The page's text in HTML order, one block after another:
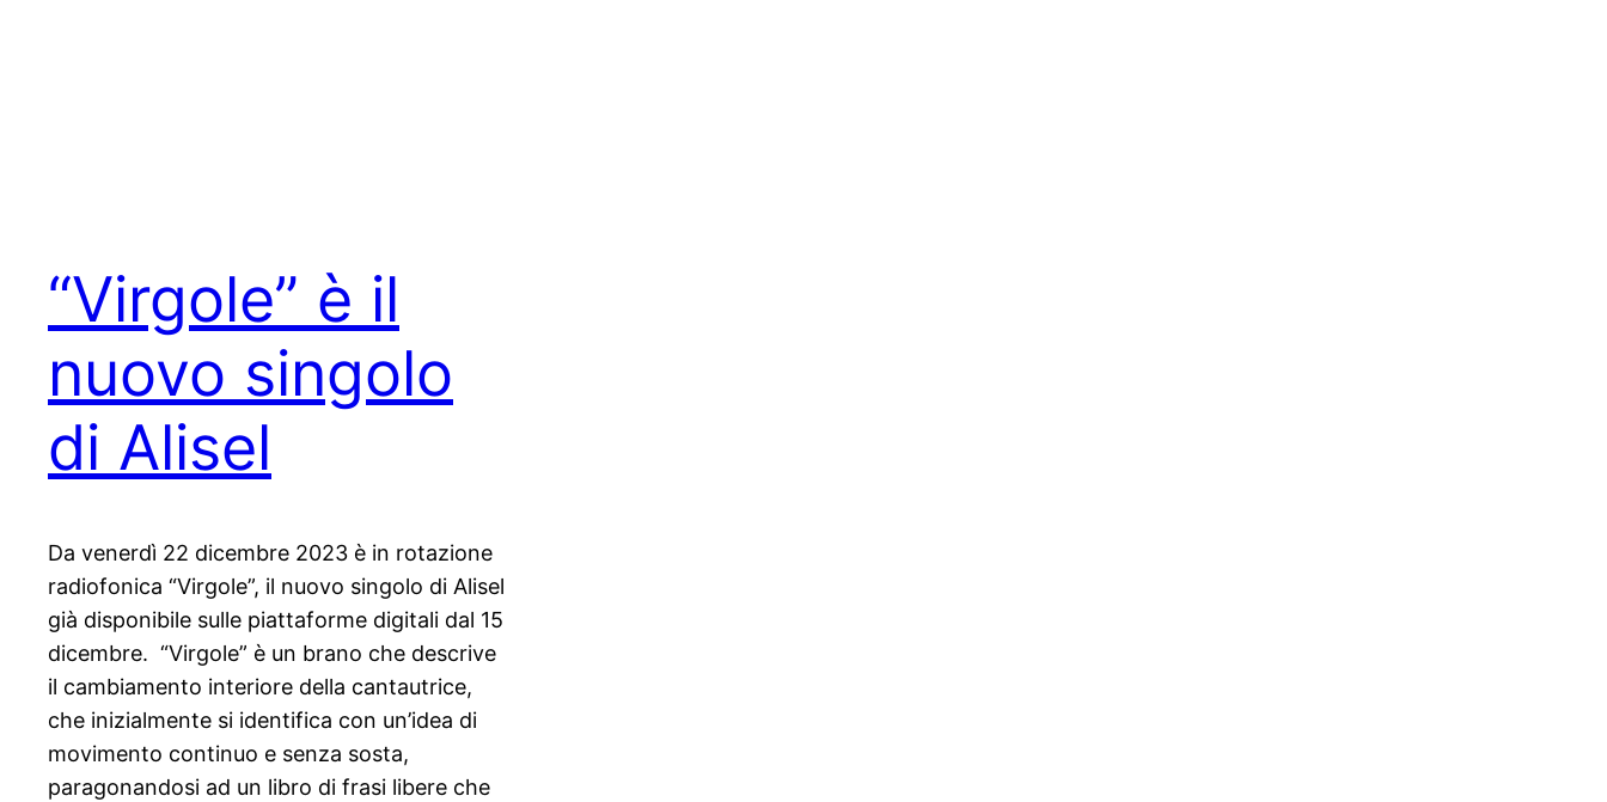
“Virgole” è il
nuovo singolo
di Alisel
Da venerdì 22 dicembre 2023 è in rotazione
radiofonica “Virgole”, il nuovo singolo di Alisel
già disponibile sulle piattaforme digitali dal 15
dicembre. “Virgole” è un brano che descrive
il cambiamento interiore della cantautrice,
che inizialmente si identifica con un’idea di
movimento continuo e senza sosta,
paragonandosi ad un libro di frasi libere che